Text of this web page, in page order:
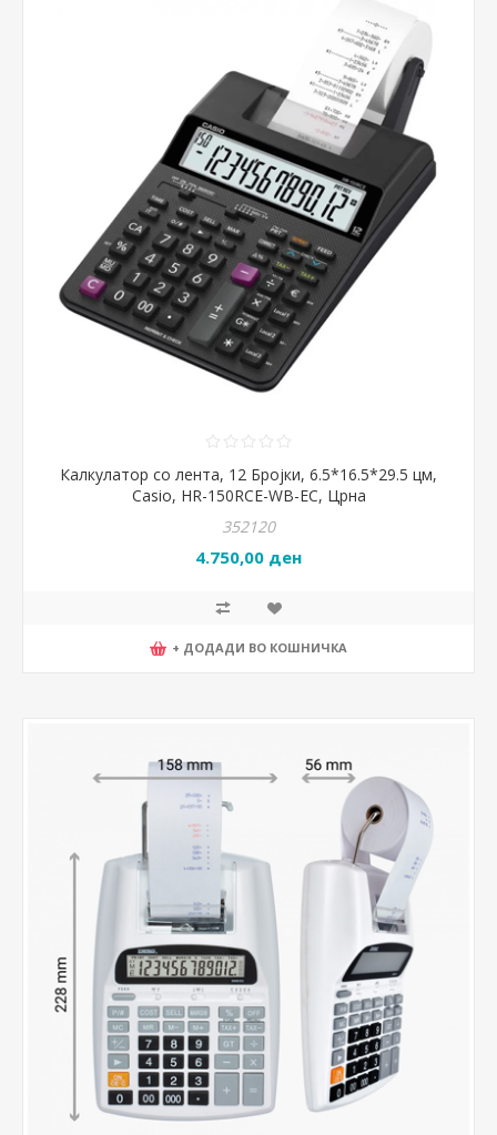
Калкулатор со лента, 12 Бројки, 6.5*16.5*29.5 цм,
Casio, HR-150RCE-WB-EC, Црна
352120
4.750,00 ден
+ ДОДАДИ ВО КОШНИЧКА